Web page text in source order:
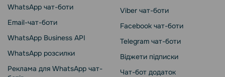
WhatsApp чат-боти
Email-чат-боти
WhatsApp Business API
WhatsApp розсилки
Реклама для WhatsApp чат-
Viber чат-боти
Facebook чат-боти
Telegram чат-боти
Віджети підписки
Чат-бот додаток